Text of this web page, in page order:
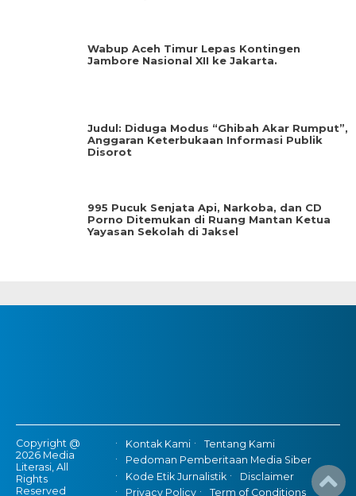
Wabup Aceh Timur Lepas Kontingen
Jambore Nasional XII ke Jakarta.
Judul: Diduga Modus “Ghibah Akar Rumput”,
Anggaran Keterbukaan Informasi Publik
Disorot
995 Pucuk Senjata Api, Narkoba, dan CD
Porno Ditemukan di Ruang Mantan Ketua
Yayasan Sekolah di Jaksel
Copyright @
2026 Media
Literasi, All
Rights
Reserved
Kontak Kami
Tentang Kami
Pedoman Pemberitaan Media Siber
Kode Etik Jurnalistik
Disclaimer
Privacy Policy
Term of Conditions